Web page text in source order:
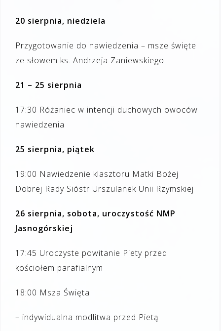
20 sierpnia, niedziela
Przygotowanie do nawiedzenia – msze święte
ze słowem ks. Andrzeja Zaniewskiego
21 – 25 sierpnia
17:30 Różaniec w intencji duchowych owoców
nawiedzenia
25 sierpnia, piątek
19:00 Nawiedzenie klasztoru Matki Bożej
Dobrej Rady Sióstr Urszulanek Unii Rzymskiej
26 sierpnia, sobota, uroczystość NMP
Jasnogórskiej
17:45 Uroczyste powitanie Piety przed
kościołem parafialnym
18:00 Msza Święta
– indywidualna modlitwa przed Pietą